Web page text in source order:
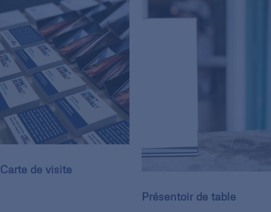
Carte de visite
Présentoir de table